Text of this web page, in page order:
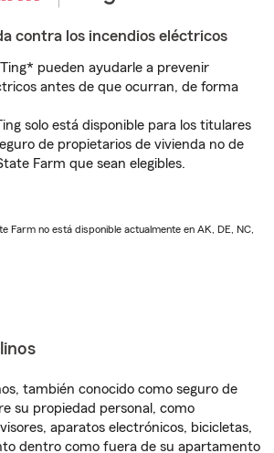
contra los incendios eléctricos
pueden ayudarle a prevenir
antes de que ocurran, de forma
solo está disponible para los titulares
de propietarios de vivienda no de
Farm que sean elegibles.
Farm no está disponible actualmente en AK, DE, NC,
también conocido como seguro de
su propiedad personal, como
aparatos electrónicos, bicicletas,
dentro como fuera de su apartamento